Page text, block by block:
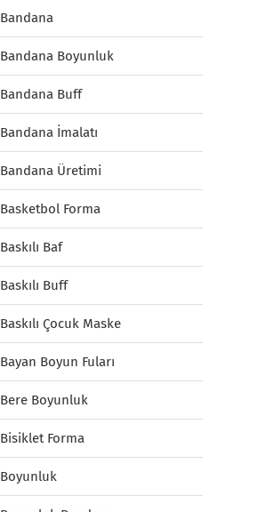
Bandana
Bandana Boyunluk
Bandana Buff
Bandana İmalatı
Bandana Üretimi
Basketbol Forma
Baskılı Baf
Baskılı Buff
Baskılı Çocuk Maske
Bayan Boyun Fuları
Bere Boyunluk
Bisiklet Forma
Boyunluk